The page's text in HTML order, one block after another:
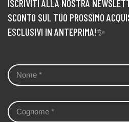
ISCRIVITI ALLA NOSTRA
SCONTO SUL TUO PROSSIMO
ESCLUSIVI IN ANTEPRIMA!✨